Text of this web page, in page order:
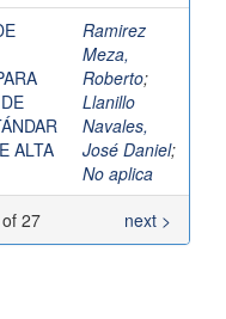
ALTA
Ramirez
Meza,
Roberto;
Llanillo
Navales,
José Daniel;
No aplica
27
next >